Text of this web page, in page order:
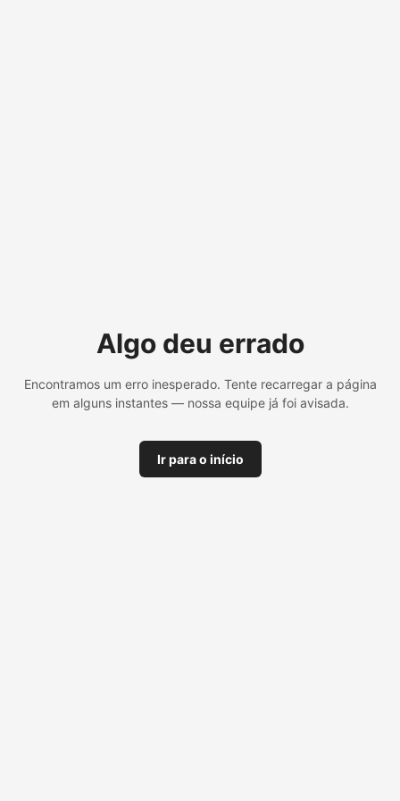
Algo deu errado
Encontramos um erro inesperado. Tente recarregar a página
em alguns instantes — nossa equipe já foi avisada.
Ir para o início